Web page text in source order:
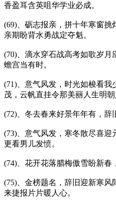
香盈耳含英咀华学业必成。
(69)、砺志报亲，拼十年寒窗挑
亲期盼背水勇战定夺魁。
(70)、滴水穿石战高考如歌岁
蟾宫当有时。
(71)、意气风发，时光如梭看我
茂，云帆直挂令那美丽人生明朝
(72)、冬去春来好景年年有，辞
(73)、意气风发，寒冬散尽喜
更看男儿发愤。
(74)、花开花落腊梅傲雪盼新春
(75)、金榜题名，辞旧迎新寒
来捷报片片暖人心。